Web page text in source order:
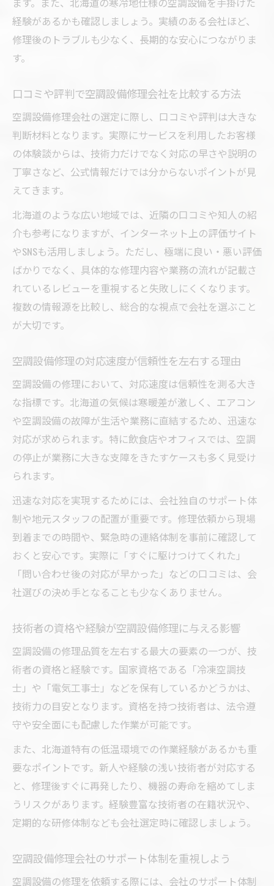
経験があるかも確認しましょう。実績のある会社ほど、
修理後のトラブルも少なく、長期的な安心につながりま
す。
口コミや評判で空調設備修理会社を比較する方法
空調設備修理会社の選定に際し、口コミや評判は大きな
判断材料となります。実際にサービスを利用したお客様
の体験談からは、技術力だけでなく対応の早さや説明の
丁寧さなど、公式情報だけでは分からないポイントが見
えてきます。
北海道のような広い地域では、近隣の口コミや知人の紹
介も参考になりますが、インターネット上の評価サイト
やSNSも活用しましょう。ただし、極端に良い・悪い評価
ばかりでなく、具体的な修理内容や業務の流れが記載さ
れているレビューを重視すると失敗しにくくなります。
複数の情報源を比較し、総合的な視点で会社を選ぶこと
が大切です。
空調設備修理の対応速度が信頼性を左右する理由
空調設備の修理において、対応速度は信頼性を測る大き
な指標です。北海道の気候は寒暖差が激しく、エアコン
や空調設備の故障が生活や業務に直結するため、迅速な
対応が求められます。特に飲食店やオフィスでは、空調
の停止が業務に大きな支障をきたすケースも多く見受け
られます。
迅速な対応を実現するためには、会社独自のサポート体
制や地元スタッフの配置が重要です。修理依頼から現場
到着までの時間や、緊急時の連絡体制を事前に確認して
おくと安心です。実際に「すぐに駆けつけてくれた」
「問い合わせ後の対応が早かった」などの口コミは、会
社選びの決め手となることも少なくありません。
技術者の資格や経験が空調設備修理に与える影響
空調設備の修理品質を左右する最大の要素の一つが、技
術者の資格と経験です。国家資格である「冷凍空調技
士」や「電気工事士」などを保有しているかどうかは、
技術力の目安となります。資格を持つ技術者は、法令遵
守や安全面にも配慮した作業が可能です。
また、北海道特有の低温環境での作業経験があるかも重
要なポイントです。新人や経験の浅い技術者が対応する
と、修理後すぐに再発したり、機器の寿命を縮めてしま
うリスクがあります。経験豊富な技術者の在籍状況や、
定期的な研修体制なども会社選定時に確認しましょう。
空調設備修理会社のサポート体制を重視しよう
空調設備の修理を依頼する際には、会社のサポート体制